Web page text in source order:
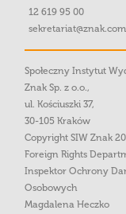
12 619 95 00
Społeczny Instytut
Znak Sp. z o.o.,
ul. Kościuszki 37,
30-105 Kraków
Copyright SIW Znak
Foreign Rights
Inspektor Ochrony
Osobowych
Magdalena Heczko